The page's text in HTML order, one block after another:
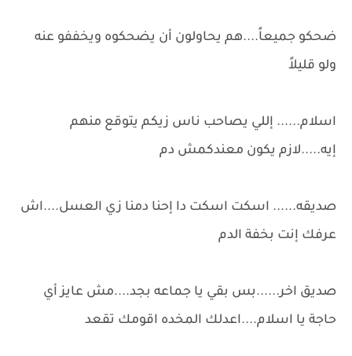
ضحكو جميعاً....هم يحاولون أن يضحكوه ويخففو عنه
ولو قليلاً
اسلام...... إللي يصاحب ناس زيكم يتوقع منهم
إيه.....لازم يكون معندكمش دم
صديقه...... اسكت اسكت دا إحنا دمنا زي العسل....اش
عرفك إنت بخفة الدم
صديق اخر......بس بقي يا جماعه بجد....مش عايز أي
حاجة يا اسلام....اعدلك المخده اقومك تقعد